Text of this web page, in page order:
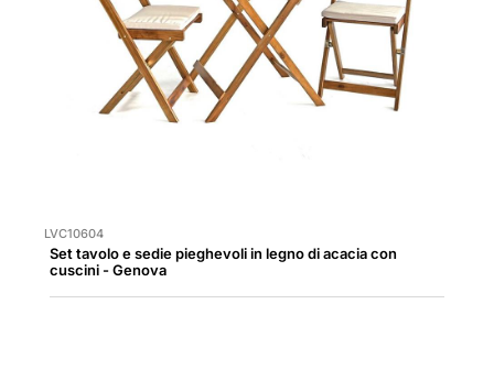
LVC10604
Set tavolo e sedie pieghevoli in legno di acacia con
cuscini - Genova